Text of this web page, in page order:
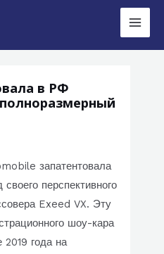
Main
в РФ
запатентовала
перспективного
Exeed VX. Эту
шоу-кара
2019 года на